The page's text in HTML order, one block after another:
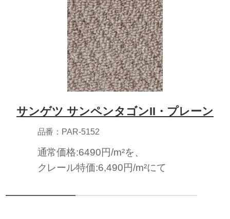
サンゲツ サンペンタゴンII・プレーン
品番：PAR-5152
通常価格:6490円/m²を、
クレール特価:6,490円/m²にて